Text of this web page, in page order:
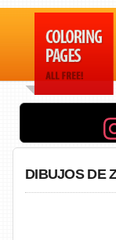
DIBUJOS DE